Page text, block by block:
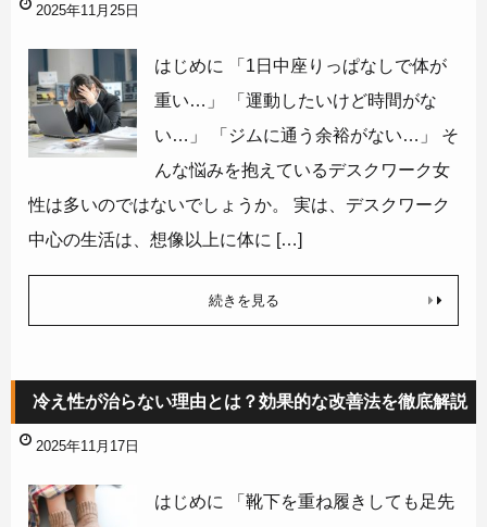
2025年11月25日
はじめに 「1日中座りっぱなしで体が
重い…」 「運動したいけど時間がな
い…」 「ジムに通う余裕がない…」 そ
んな悩みを抱えているデスクワーク女
性は多いのではないでしょうか。 実は、デスクワーク
中心の生活は、想像以上に体に […]
続きを見る
冷え性が治らない理由とは？効果的な改善法を徹底解説
2025年11月17日
はじめに 「靴下を重ね履きしても足先